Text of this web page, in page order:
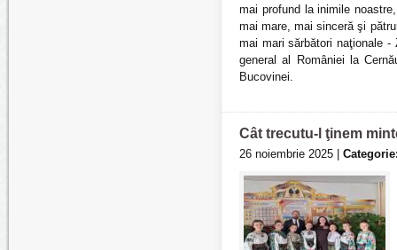
mai profund la inimile
mai mare, mai sinceră şi
mai mari sărbători naţionale -
general al României la
Bucovinei.
Cât trecutu-l ţinem
26 noiembrie 2025 |